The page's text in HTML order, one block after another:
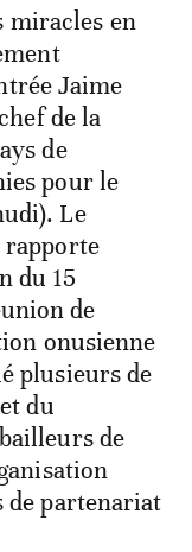
miracles en
Jaime
de la
de
pour le
Le
rapporte
du 15
de
onusienne
plusieurs de
du
de
partenariat